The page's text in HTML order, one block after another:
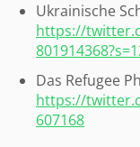
Ukrainische
https://
Das Refugee
https://
607168